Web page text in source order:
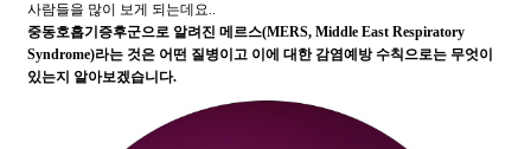
사람들을 많이 보게 되는데요..
중동호흡기증후군으로 알려진 메르스(MERS, Middle East Respiratory
Syndrome)라는 것은 어떤 질병이고 이에 대한 감염예방 수칙으로는 무엇이
있는지 알아보겠습니다.